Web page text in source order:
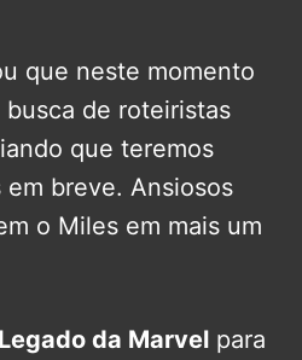
que neste momento
de roteiristas
que teremos
breve. Ansiosos
o Miles em mais um
Legado da Marvel para